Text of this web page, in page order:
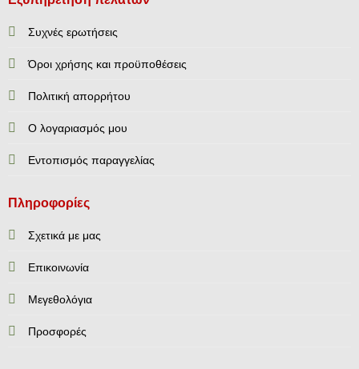
Συχνές ερωτήσεις
Όροι χρήσης και προϋποθέσεις
Πολιτική απορρήτου
Ο λογαριασμός μου
Εντοπισμός παραγγελίας
Πληροφορίες
Σχετικά με μας
Επικοινωνία
Mεγεθολόγια
Προσφορές